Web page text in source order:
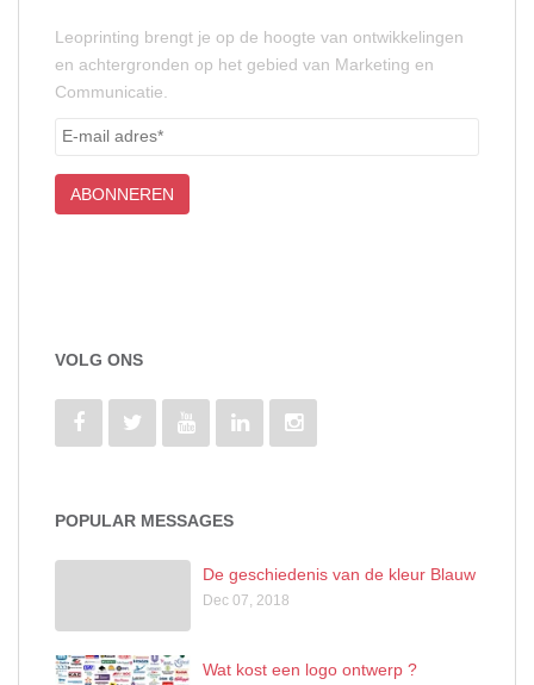
Leoprinting brengt je op de hoogte van ontwikkelingen
en achtergronden op het gebied van Marketing en
Communicatie.
VOLG ONS
POPULAR MESSAGES
De geschiedenis van de kleur Blauw
Dec 07, 2018
Wat kost een logo ontwerp ?